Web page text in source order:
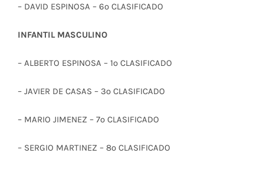
– DAVID ESPINOSA – 6º CLASIFICADO
INFANTIL MASCULINO
– ALBERTO ESPINOSA – 1º CLASIFICADO
– JAVIER DE CASAS – 3º CLASIFICADO
– MARIO JIMENEZ – 7º CLASIFICADO
– SERGIO MARTINEZ – 8º CLASIFICADO